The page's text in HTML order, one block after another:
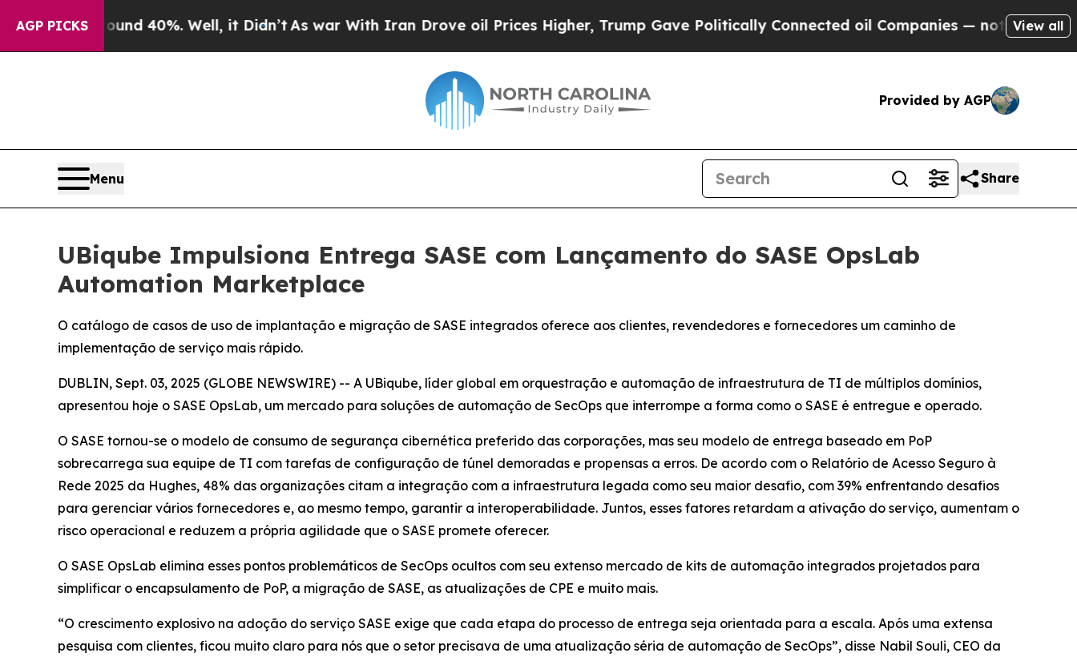
AGP PICKS
Around 40%. Well, it Didn’t As war With Iran Drove oil Prices Higher, Trump Gave Politically Connected oil Companies — not Taxpayers —
View all
Provided by AGP
Menu Share
UBiqube Impulsiona Entrega SASE com Lançamento do SASE OpsLab
Automation Marketplace
O catálogo de casos de uso de implantação e migração de SASE integrados oferece aos clientes, revendedores e fornecedores um caminho de
implementação de serviço mais rápido.
DUBLIN, Sept. 03, 2025 (GLOBE NEWSWIRE) -- A UBiqube, líder global em orquestração e automação de infraestrutura de TI de múltiplos domínios,
apresentou hoje o SASE OpsLab, um mercado para soluções de automação de SecOps que interrompe a forma como o SASE é entregue e operado.
O SASE tornou-se o modelo de consumo de segurança cibernética preferido das corporações, mas seu modelo de entrega baseado em PoP
sobrecarrega sua equipe de TI com tarefas de configuração de túnel demoradas e propensas a erros. De acordo com o Relatório de Acesso Seguro à
Rede 2025 da Hughes, 48% das organizações citam a integração com a infraestrutura legada como seu maior desafio, com 39% enfrentando desafios
para gerenciar vários fornecedores e, ao mesmo tempo, garantir a interoperabilidade. Juntos, esses fatores retardam a ativação do serviço, aumentam o
risco operacional e reduzem a própria agilidade que o SASE promete oferecer.
O SASE OpsLab elimina esses pontos problemáticos de SecOps ocultos com seu extenso mercado de kits de automação integrados projetados para
simplificar o encapsulamento de PoP, a migração de SASE, as atualizações de CPE e muito mais.
“O crescimento explosivo na adoção do serviço SASE exige que cada etapa do processo de entrega seja orientada para a escala. Após uma extensa
pesquisa com clientes, ficou muito claro para nós que o setor precisava de uma atualização séria de automação de SecOps”, disse Nabil Souli, CEO da